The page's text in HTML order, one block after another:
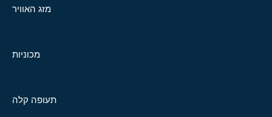
מזג האוויר
מכוניות
תעופה קלה